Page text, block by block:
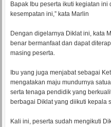
Bapak Ibu peserta ikuti kegiatan
kesempatan ini,” kata Marlin
Dengan digelarnya Diklat ini, kata
benar bermanfaat dan dapat
masing peserta.
Ibu yang juga menjabat sebagai
mengatakan maju mundurnya
serta tenaga pendidik yang
berbagai Diklat yang diikuti kepala
Kali ini, peserta sudah mengikuti